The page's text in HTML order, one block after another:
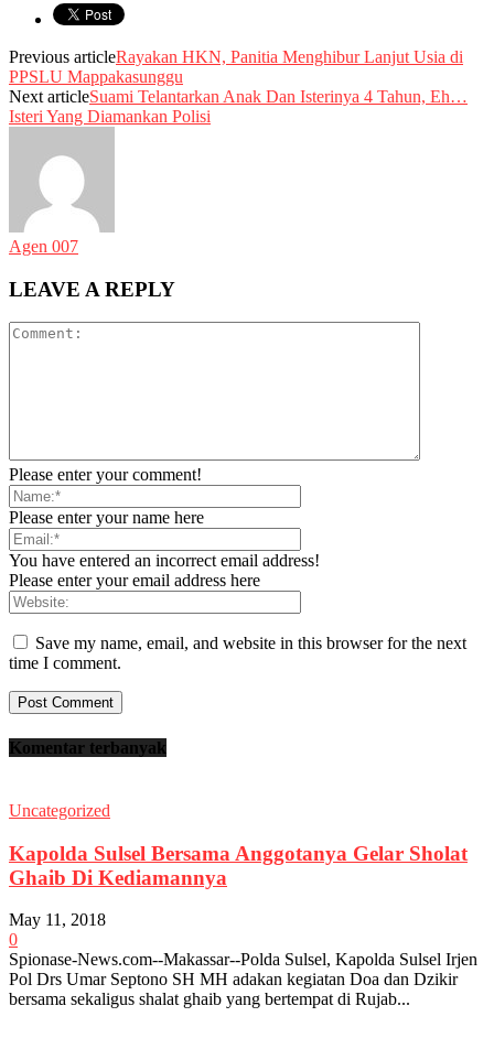
Previous articleRayakan HKN, Panitia Menghibur Lanjut Usia di
PPSLU Mappakasunggu
Next articleSuami Telantarkan Anak Dan Isterinya 4 Tahun, Eh…
Isteri Yang Diamankan Polisi
Agen 007
LEAVE A REPLY
Please enter your comment!
Please enter your name here
You have entered an incorrect email address!
Please enter your email address here
Save my name, email, and website in this browser for the next
time I comment.
Komentar terbanyak
Uncategorized
Kapolda Sulsel Bersama Anggotanya Gelar Sholat
Ghaib Di Kediamannya
May 11, 2018
0
Spionase-News.com--Makassar--Polda Sulsel, Kapolda Sulsel Irjen
Pol Drs Umar Septono SH MH adakan kegiatan Doa dan Dzikir
bersama sekaligus shalat ghaib yang bertempat di Rujab...